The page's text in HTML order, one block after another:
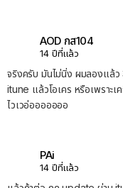
AOD กส104
14 ปีที่แล้ว
จริงครับ มันไม่นิ่ง ผมลองแล้
itune แล้วโอเคร หรือเพราะ
ไวเวอ่อออออออ
PAi
14 ปีที่แล้ว